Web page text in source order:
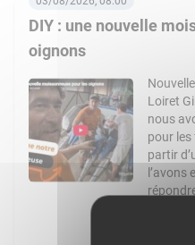
DIY : une nouvelle
oignons
Loiret
nous
pour les
partir